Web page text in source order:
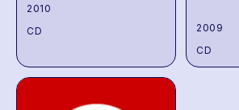
2010
CD
2009
CD